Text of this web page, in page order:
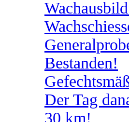
Bestanden!
Der Tag
30 km!